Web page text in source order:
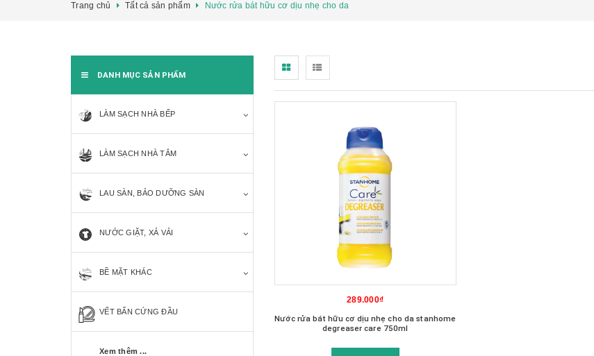
Trang chủ Tất cả sản phẩm Nước rửa bát hữu cơ dịu nhẹ cho da
289.000₫
Nước rửa bát hữu cơ dịu nhẹ cho da stanhome
degreaser care 750ml
DANH MỤC SẢN PHẨM
LÀM SẠCH NHÀ BẾP
LÀM SẠCH NHÀ TẮM
LAU SÀN, BẢO DƯỠNG SÀN
NƯỚC GIẶT, XẢ VẢI
BỀ MẶT KHÁC
VẾT BẨN CỨNG ĐẦU
Xem thêm ...